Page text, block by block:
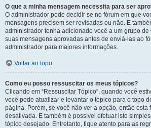
O que a minha mensagem necessita para ser
O administrador pode decidir se no fórum em que
mensagens precisem ser revisadas ou não. E
administrador tenha adicionado você a um grupo
suas mensagens aprovadas antes de enviá-las ao
administrador para maiores informações.
Voltar ao topo
Como eu posso ressuscitar os meus tópicos?
Clicando em “Ressuscitar Tópico”, quando você
você pode atualizar e levantar o tópico para o topo
página. Porém, se você não ver a opção, então esta
desativada. E também é possível efetuar isto
tópico desejado. Entretanto, fique atento para as